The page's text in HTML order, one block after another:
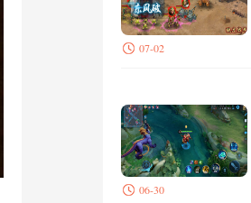
07-02
06-30